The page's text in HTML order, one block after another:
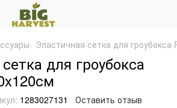
Эластичная сетка для гроубокса
для гроубокса
1283027131 Оставить отзыв